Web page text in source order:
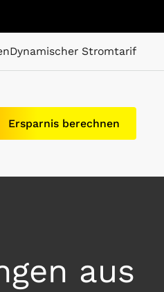
Dynamischer Stromtarif
Ersparnis berechnen
aus